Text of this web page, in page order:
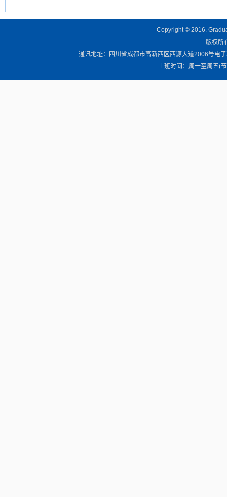
Copyright © 2016.
版权所
通讯地址：四川省成都市高新西区西源大道2006号电
上班时间：周一至周五(